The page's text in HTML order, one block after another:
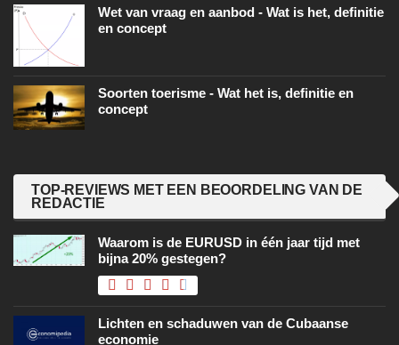
Wet van vraag en aanbod - Wat is het, definitie
en concept
Soorten toerisme - Wat het is, definitie en
concept
TOP-REVIEWS MET EEN BEOORDELING VAN DE
REDACTIE
Waarom is de EURUSD in één jaar tijd met
bijna 20% gestegen?
Lichten en schaduwen van de Cubaanse
economie